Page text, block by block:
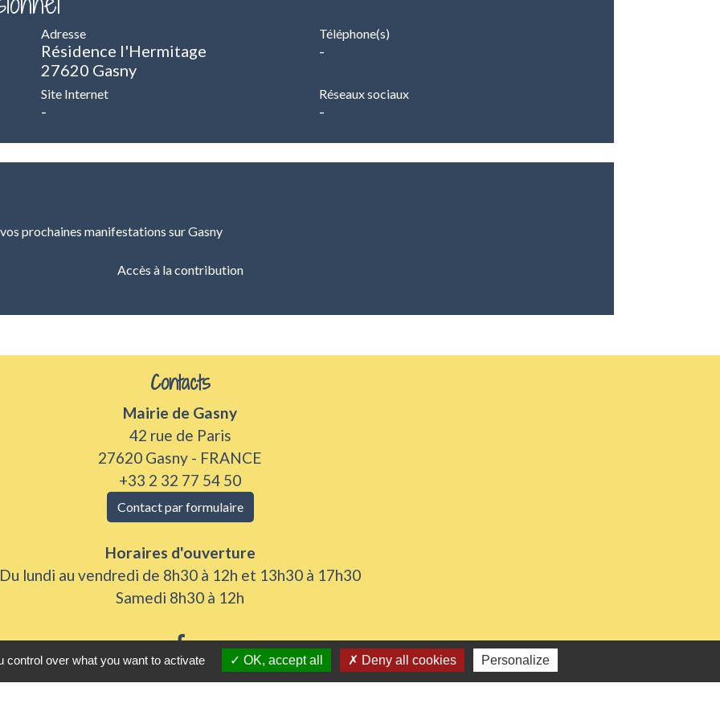
Adresse
Résidence l'Hermitage
27620 Gasny
Téléphone(s)
-
Site Internet
-
Réseaux sociaux
-
prochaines manifestations sur Gasny
Accès à la contribution
Contacts
Mairie de Gasny
42 rue de Paris
27620 Gasny - FRANCE
+33 2 32 77 54 50
Contact par formulaire
Horaires d'ouverture
Du lundi au vendredi de 8h30 à 12h et 13h30 à 17h30
Samedi 8h30 à 12h
over what you want to activate OK, accept all Deny all cookies Personalize